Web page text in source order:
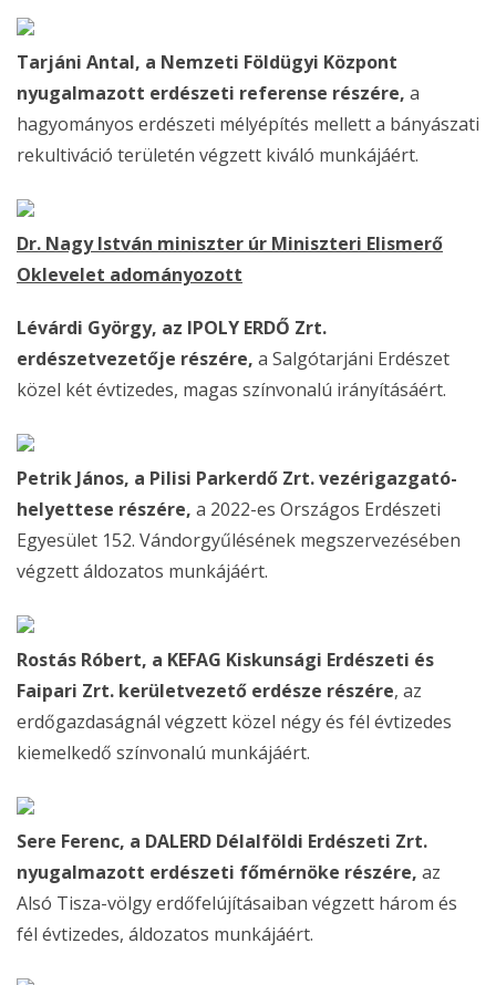
Tarjáni Antal, a Nemzeti Földügyi Központ
nyugalmazott erdészeti referense részére, a
hagyományos erdészeti mélyépítés mellett a bányászati
rekultiváció területén végzett kiváló munkájáért.
Dr. Nagy István miniszter úr Miniszteri Elismerő
Oklevelet adományozott
Lévárdi György, az IPOLY ERDŐ Zrt.
erdészetvezetője részére, a Salgótarjáni Erdészet
közel két évtizedes, magas színvonalú irányításáért.
Petrik János, a Pilisi Parkerdő Zrt. vezérigazgató-
helyettese részére, a 2022-es Országos Erdészeti
Egyesület 152. Vándorgyűlésének megszervezésében
végzett áldozatos munkájáért.
Rostás Róbert, a KEFAG Kiskunsági Erdészeti és
Faipari Zrt. kerületvezető erdésze részére, az
erdőgazdaságnál végzett közel négy és fél évtizedes
kiemelkedő színvonalú munkájáért.
Sere Ferenc, a DALERD Délalföldi Erdészeti Zrt.
nyugalmazott erdészeti főmérnöke részére, az
Alsó Tisza-völgy erdőfelújításaiban végzett három és
fél évtizedes, áldozatos munkájáért.